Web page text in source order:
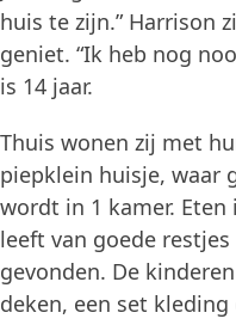
huis te zijn.” Harrison
geniet. “Ik heb nog
is 14 jaar.
Thuis wonen zij met
piepklein huisje, waar
wordt in 1 kamer.
leeft van goede
gevonden. De
deken, een set